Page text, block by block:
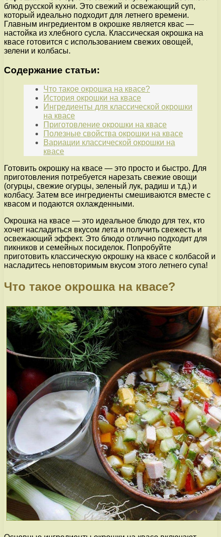
блюд русской кухни. Это свежий и освежающий суп,
который идеально подходит для летнего времени.
Главным ингредиентом в окрошке является квас —
настойка из хлебного сусла. Классическая окрошка на
квасе готовится с использованием свежих овощей,
зелени и колбасы.
Содержание статьи:
Что такое окрошка на квасе?
История окрошки на квасе
Ингредиенты для классической окрошки
на квасе
Приготовление окрошки на квасе
Полезные свойства окрошки на квасе
Вариации классической окрошки на
квасе
Готовить окрошку на квасе — это просто и быстро. Для
приготовления потребуется нарезать свежие овощи
(огурцы, свежие огурцы, зеленый лук, радиш и т.д.) и
колбасу. Затем все ингредиенты смешиваются вместе с
квасом и подаются охлажденными.
Окрошка на квасе — это идеальное блюдо для тех, кто
хочет насладиться вкусом лета и получить свежесть и
освежающий эффект. Это блюдо отлично подходит для
пикников и семейных посиделок. Попробуйте
приготовить классическую окрошку на квасе с колбасой и
насладитесь неповторимым вкусом этого летнего супа!
Что такое окрошка на квасе?